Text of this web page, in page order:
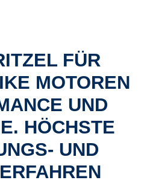
FÜR
MOTOREN
UND
HÖCHSTE
UND